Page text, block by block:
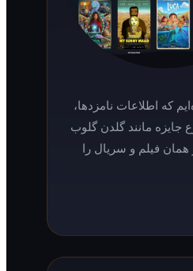
نامزدها،
گلدن گلوب
سریال را